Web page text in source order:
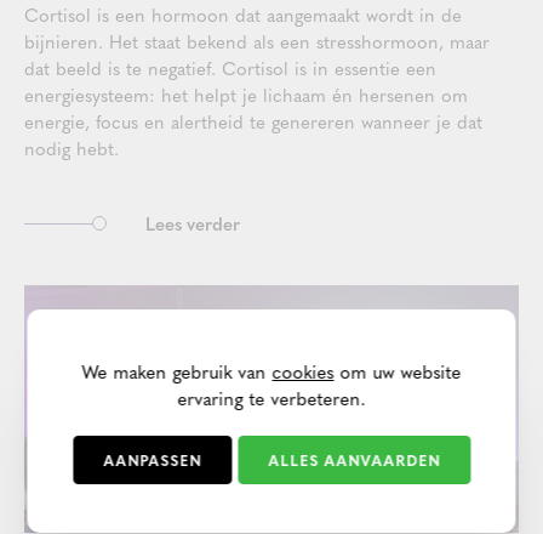
Cortisol is een hormoon dat aangemaakt wordt in de
bijnieren. Het staat bekend als een stresshormoon, maar
dat beeld is te negatief. Cortisol is in essentie een
energiesysteem: het helpt je lichaam én hersenen om
energie, focus en alertheid te genereren wanneer je dat
nodig hebt.
Lees verder
We maken gebruik vancookiesom uw website
ervaring te verbeteren.
AANPASSEN ALLES AANVAARDEN